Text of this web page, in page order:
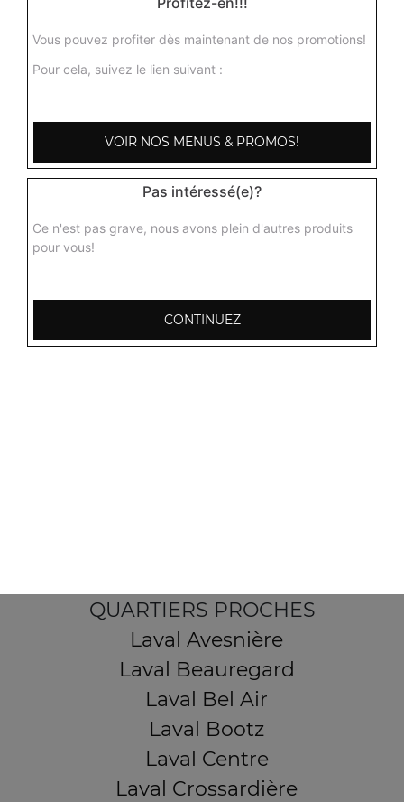
Curry de boeuf très épicé et pimenté + 1 potion de riz
parfumés aux épices + 1 potion de riz basmati
16.00€
QUARTIERS PROCHES
Laval Avesnière
Laval Beauregard
Laval Bel Air
Laval Bootz
Laval Centre
Laval Crossardière
Vous pouvez profiter dès maintenant de nos promotions!
Pour cela, suivez le lien suivant :
VOIR NOS MENUS & PROMOS!
Pas intéressé(e)?
Ce n'est pas grave, nous avons plein d'autres produits
pour vous!
CONTINUEZ